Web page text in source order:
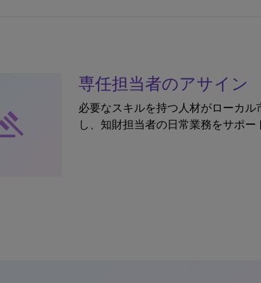
専任担当者のアサイン
必要なスキルを持つ人材がローカ
し、知財担当者の日常業務をサポー